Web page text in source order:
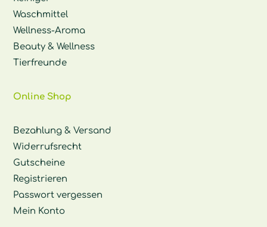
Waschmittel
Wellness-Aroma
Beauty & Wellness
Tierfreunde
Online Shop
Bezahlung & Versand
Widerrufsrecht
Gutscheine
Registrieren
Passwort vergessen
Mein Konto